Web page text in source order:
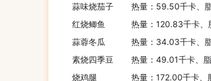
蒜味烧茄子
热量：59.50千卡、
红烧鲫鱼
热量：120.83千卡
蒜蓉冬瓜
热量：34.03千卡、
素烧四季豆
热量：49.01千卡、
烧鸡腿
热量：172.00千卡